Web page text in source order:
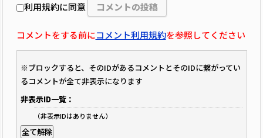
利用規約に同意
コメントをする前にコメント利用規約を参照してください
※ブロックすると、そのIDがあるコメントとそのIDに繋がってい
るコメントが全て非表示になります
非表示ID一覧：
（非表示IDはありません）
全て解除